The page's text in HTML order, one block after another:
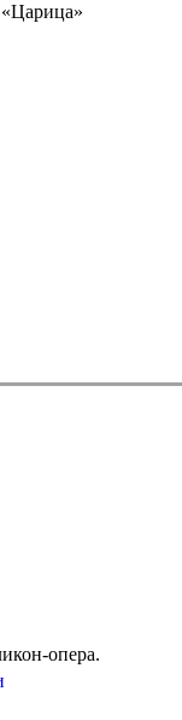
опера.